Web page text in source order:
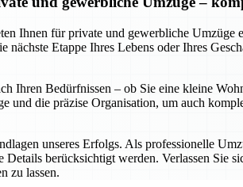
Ihnen für private und gewerbliche Umzüge
nächste Etappe Ihres Lebens oder Ihres
Ihren Bedürfnissen – ob Sie eine kleine
und die präzise Organisation, um auch
unseres Erfolgs. Als professionelle
Details berücksichtigt werden. Verlassen
zu lassen.